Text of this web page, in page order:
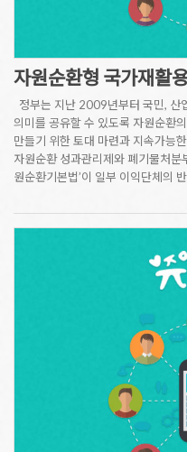
자원순환형 국가재활
정부는 지난 2009년부터 국민, 산
의미를 공유할 수 있도록 자원순환
만들기 위한 토대 마련과 지속가능
자원순환 성과관리제와 폐기물처분
원순환기본법’이 일부 이익단체의